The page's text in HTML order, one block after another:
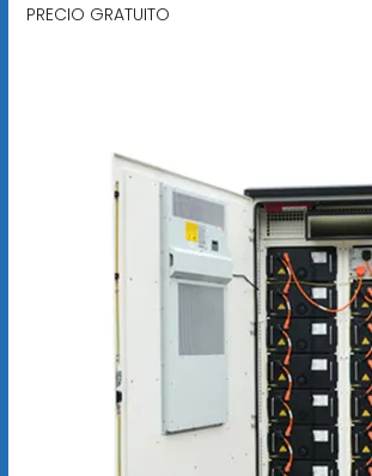
PRECIO GRATUITO